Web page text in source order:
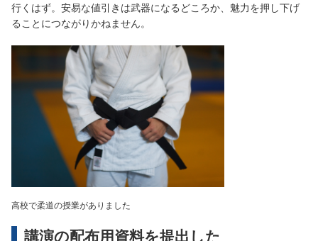
行くはず。安易な値引きは武器になるどころか、魅力を押し下げ
ることにつながりかねません。
高校で柔道の授業がありました
講演の配布用資料を提出した